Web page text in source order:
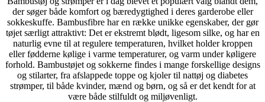
der søger både komfort og bæredygtighed i deres garderobe eller
sokkeskuffe. Bambusfibre har en række unikke egenskaber, der gør
tøjet særligt attraktivt: Det er ekstremt blødt, ligesom silke, og har en
naturlig evne til at regulere temperaturen, hvilket holder kroppen
eller fødderne kølige i varme temperaturer, og varm under køligere
forhold. Bambustøjet og sokkerne findes i mange forskellige designs
og stilarter, fra afslappede toppe og kjoler til nattøj og diabetes
strømper, til både kvinder, mænd og børn, og så er det kendt for at
være både stilfuldt og miljøvenligt.